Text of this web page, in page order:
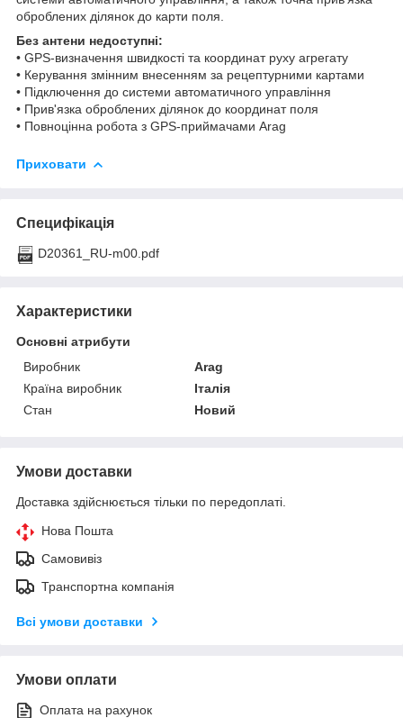
оброблених ділянок до карти поля.
Без антени недоступні:
• GPS-визначення швидкості та координат руху агрегату
• Керування змінним внесенням за рецептурними картами
• Підключення до системи автоматичного управління
• Прив'язка оброблених ділянок до координат поля
• Повноцінна робота з GPS-приймачами Arag
Приховати
Специфікація
D20361_RU-m00.pdf
Характеристики
Основні атрибути
Виробник
Arag
Країна виробник
Італія
Стан
Новий
Умови доставки
Доставка здійснюється тільки по передоплаті.
Нова Пошта
Самовивіз
Транспортна компанія
Всі умови доставки
Умови оплати
Оплата на рахунок